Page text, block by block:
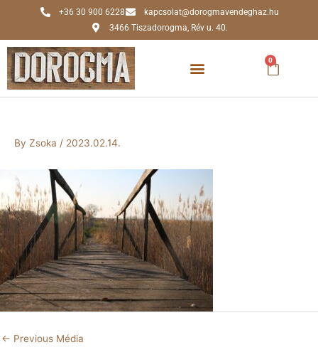
content
+36 30 900 6228
kapcsolat@dorogmavendeghaz.hu
3466 Tiszadorogma, Rév u. 40.
0
Kosár
By Zsoka / 2023.02.14.
← Previous Média